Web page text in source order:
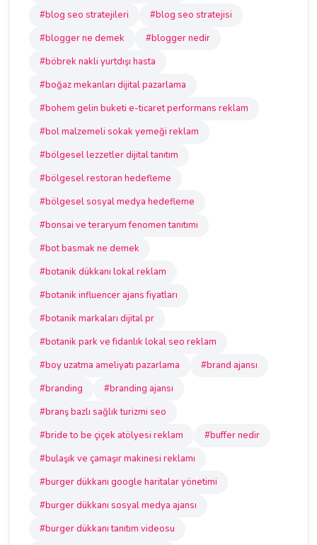
#blog seo stratejileri
#blog seo stratejisi
#blogger ne demek
#blogger nedir
#böbrek nakli yurtdışı hasta
#boğaz mekanları dijital pazarlama
#bohem gelin buketi e-ticaret performans reklam
#bol malzemeli sokak yemeği reklam
#bölgesel lezzetler dijital tanıtım
#bölgesel restoran hedefleme
#bölgesel sosyal medya hedefleme
#bonsai ve teraryum fenomen tanıtımı
#bot basmak ne demek
#botanik dükkanı lokal reklam
#botanik influencer ajans fiyatları
#botanik markaları dijital pr
#botanik park ve fidanlık lokal seo reklam
#boy uzatma ameliyatı pazarlama
#brand ajansı
#branding
#branding ajansı
#branş bazlı sağlık turizmi seo
#bride to be çiçek atölyesi reklam
#buffer nedir
#bulaşık ve çamaşır makinesi reklamı
#burger dükkanı google haritalar yönetimi
#burger dükkanı sosyal medya ajansı
#burger dükkanı tanıtım videosu